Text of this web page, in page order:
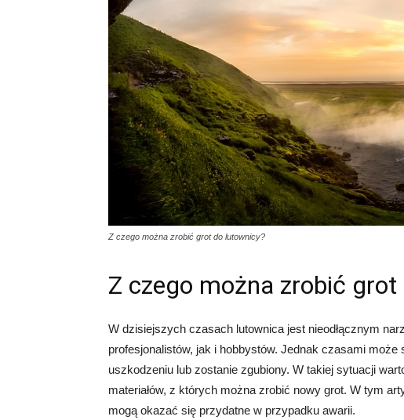
Z czego można zrobić grot do lutownicy?
Z czego można zrobić
W dzisiejszych czasach lutownica jest nieodłącznym
profesjonalistów, jak i hobbystów. Jednak czasami
uszkodzeniu lub zostanie zgubiony. W takiej sytuacji
materiałów, z których można zrobić nowy grot. W tym
mogą okazać się przydatne w przypadku awarii.